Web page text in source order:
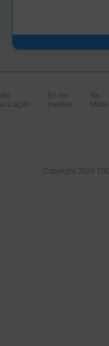
En los
medios
Na
Midia
Copyright 2026